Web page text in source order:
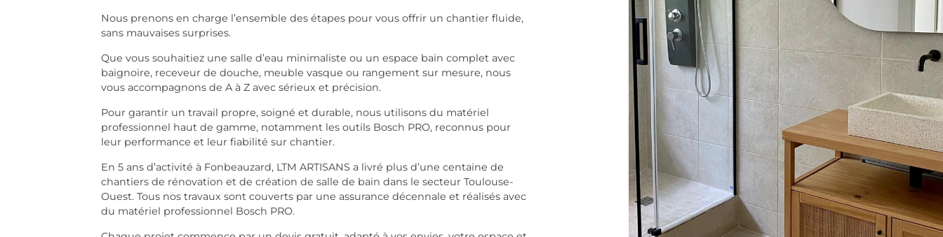
Nous prenons en charge l’ensemble des étapes pour vous offrir un chantier fluide,
sans mauvaises surprises.
Que vous souhaitiez une salle d’eau minimaliste ou un espace bain complet avec
baignoire, receveur de douche, meuble vasque ou rangement sur mesure, nous
vous accompagnons de A à Z avec sérieux et précision.
Pour garantir un travail propre, soigné et durable, nous utilisons du matériel
professionnel haut de gamme, notamment les outils Bosch PRO, reconnus pour
leur performance et leur fiabilité sur chantier.
En 5 ans d’activité à Fonbeauzard, LTM ARTISANS a livré plus d’une centaine de
chantiers de rénovation et de création de salle de bain dans le secteur Toulouse-
Ouest. Tous nos travaux sont couverts par une assurance décennale et réalisés avec
du matériel professionnel Bosch PRO.